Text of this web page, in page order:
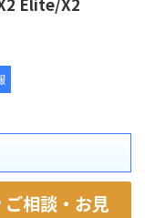
相談・お見